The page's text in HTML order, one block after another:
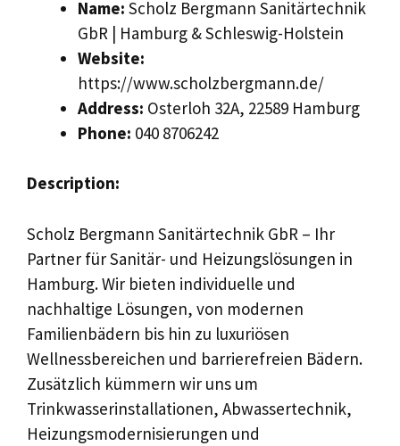
Name: Scholz Bergmann Sanitärtechnik
GbR | Hamburg & Schleswig-Holstein
Website:
https://www.scholzbergmann.de/
Address: Osterloh 32A, 22589 Hamburg
Phone: 040 8706242
Description:
Scholz Bergmann Sanitärtechnik GbR – Ihr
Partner für Sanitär- und Heizungslösungen in
Hamburg. Wir bieten individuelle und
nachhaltige Lösungen, von modernen
Familienbädern bis hin zu luxuriösen
Wellnessbereichen und barrierefreien Bädern.
Zusätzlich kümmern wir uns um
Trinkwasserinstallationen, Abwassertechnik,
Heizungsmodernisierungen und